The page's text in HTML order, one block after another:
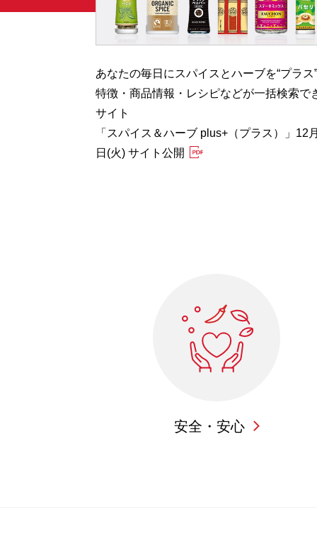
あなたの毎日にスパイスとハーブを“プラス”
特徴・商品情報・レシピなどが一括検索で
サイト
「スパイス＆ハーブ plus+（プラス）」12
日(火) サイト公開
安全・安心